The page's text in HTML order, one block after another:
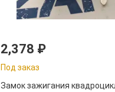
2,378 ₽
Под заказ
Замок зажигания